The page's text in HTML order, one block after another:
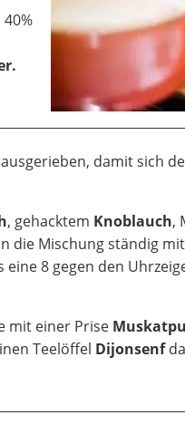
damit sich
, gehacktem Knoblauch,
die Mischung ständig
8 gegen den
mit einer Prise
Teelöffel Dijonsenf